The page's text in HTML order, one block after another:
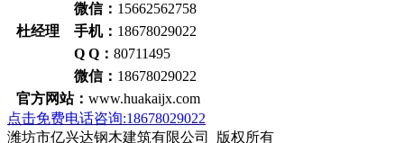
微信： 15662562758
杜经理 手机： 18678029022
Q Q： 80711495
微信： 18678029022
官方网站： www.huakaijx.com
点击免费电话咨询:18678029022
潍坊市亿兴达钢木建筑有限公司 版权所有